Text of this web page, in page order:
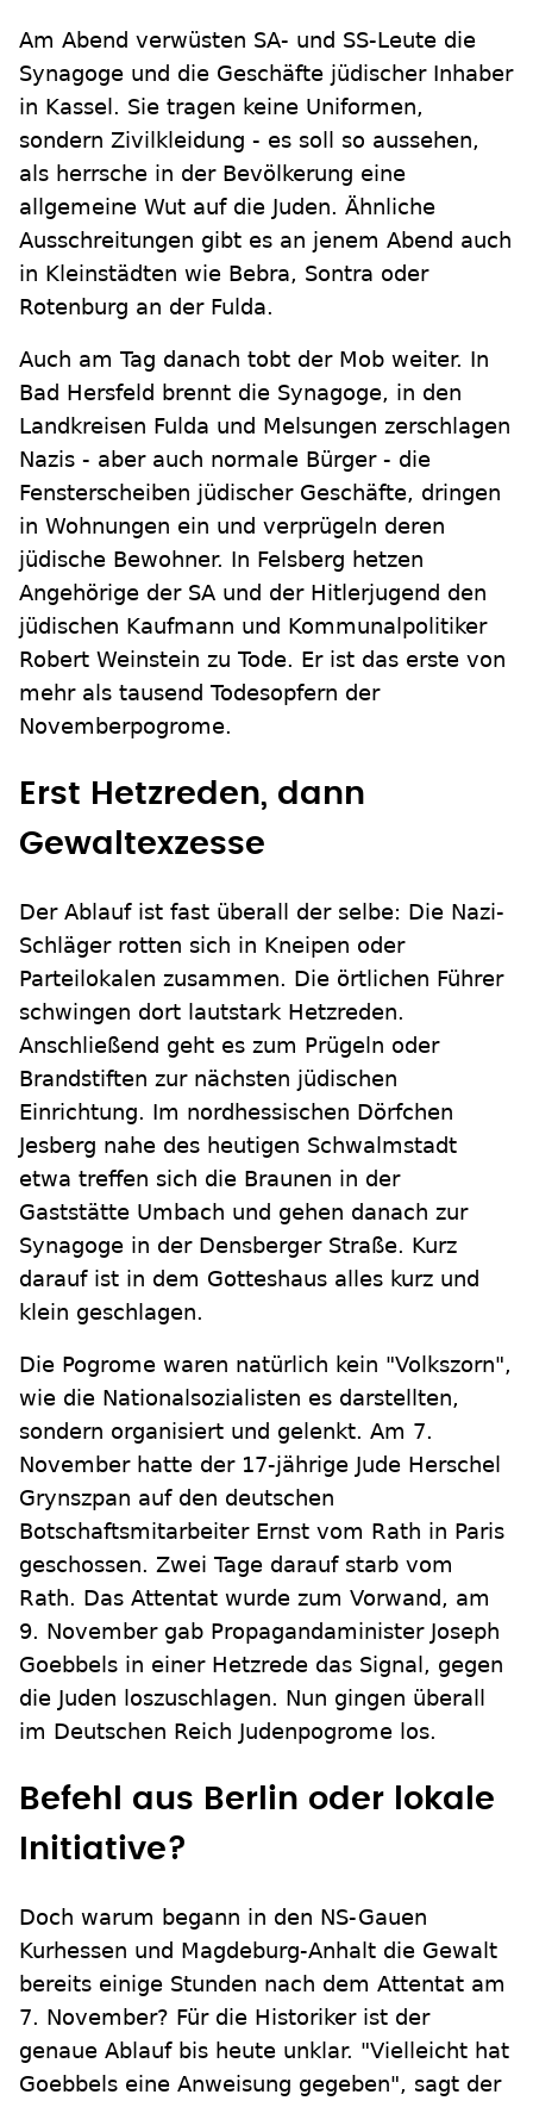
Am Abend verwüsten SA- und SS-Leute die
Synagoge und die Geschäfte jüdischer Inhaber
in Kassel. Sie tragen keine Uniformen,
sondern Zivilkleidung - es soll so aussehen,
als herrsche in der Bevölkerung eine
allgemeine Wut auf die Juden. Ähnliche
Ausschreitungen gibt es an jenem Abend auch
in Kleinstädten wie Bebra, Sontra oder
Rotenburg an der Fulda.
Auch am Tag danach tobt der Mob weiter. In
Bad Hersfeld brennt die Synagoge, in den
Landkreisen Fulda und Melsungen zerschlagen
Nazis - aber auch normale Bürger - die
Fensterscheiben jüdischer Geschäfte, dringen
in Wohnungen ein und verprügeln deren
jüdische Bewohner. In Felsberg hetzen
Angehörige der SA und der Hitlerjugend den
jüdischen Kaufmann und Kommunalpolitiker
Robert Weinstein zu Tode. Er ist das erste von
mehr als tausend Todesopfern der
Novemberpogrome.
Erst Hetzreden, dann
Gewaltexzesse
Der Ablauf ist fast überall der selbe: Die Nazi-
Schläger rotten sich in Kneipen oder
Parteilokalen zusammen. Die örtlichen Führer
schwingen dort lautstark Hetzreden.
Anschließend geht es zum Prügeln oder
Brandstiften zur nächsten jüdischen
Einrichtung. Im nordhessischen Dörfchen
Jesberg nahe des heutigen Schwalmstadt
etwa treffen sich die Braunen in der
Gaststätte Umbach und gehen danach zur
Synagoge in der Densberger Straße. Kurz
darauf ist in dem Gotteshaus alles kurz und
klein geschlagen.
Die Pogrome waren natürlich kein "Volkszorn",
wie die Nationalsozialisten es darstellten,
sondern organisiert und gelenkt. Am 7.
November hatte der 17-jährige Jude Herschel
Grynszpan auf den deutschen
Botschaftsmitarbeiter Ernst vom Rath in Paris
geschossen. Zwei Tage darauf starb vom
Rath. Das Attentat wurde zum Vorwand, am
9. November gab Propagandaminister Joseph
Goebbels in einer Hetzrede das Signal, gegen
die Juden loszuschlagen. Nun gingen überall
im Deutschen Reich Judenpogrome los.
Befehl aus Berlin oder lokale
Initiative?
Doch warum begann in den NS-Gauen
Kurhessen und Magdeburg-Anhalt die Gewalt
bereits einige Stunden nach dem Attentat am
7. November? Für die Historiker ist der
genaue Ablauf bis heute unklar. "Vielleicht hat
Goebbels eine Anweisung gegeben", sagt der